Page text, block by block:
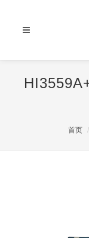
首页